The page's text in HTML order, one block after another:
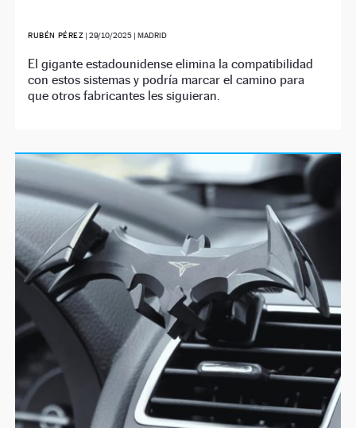
RUBÉN PÉREZ |29/10/2025 | MADRID
El gigante estadounidense elimina la compatibilidad
con estos sistemas y podría marcar el camino para
que otros fabricantes les siguieran.